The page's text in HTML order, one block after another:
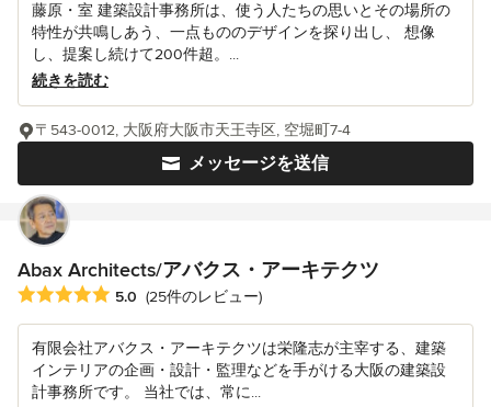
藤原・室 建築設計事務所は、使う人たちの思いとその場所の
特性が共鳴しあう、一点もののデザインを探り出し、 想像
し、提案し続けて200件超。...
続きを読む
メッセージを送信
〒543-0012, 大阪府大阪市天王寺区, 空堀町7-4
Abax Architects/アバクス・アーキテクツ
平均評価：5つ星中 星5
5.0 (25件のレビュー)
有限会社アバクス・アーキテクツは栄隆志が主宰する、建築
インテリアの企画・設計・監理などを手がける大阪の建築設
計事務所です。 当社では、常に...